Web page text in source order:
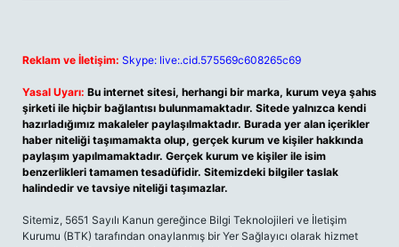
Reklam ve İletişim: Skype: live:.cid.575569c608265c69
Yasal Uyarı: Bu internet sitesi, herhangi bir marka, kurum veya şahıs
şirketi ile hiçbir bağlantısı bulunmamaktadır. Sitede yalnızca kendi
hazırladığımız makaleler paylaşılmaktadır. Burada yer alan içerikler
haber niteliği taşımamakta olup, gerçek kurum ve kişiler hakkında
paylaşım yapılmamaktadır. Gerçek kurum ve kişiler ile isim
benzerlikleri tamamen tesadüfidir. Sitemizdeki bilgiler taslak
halindedir ve tavsiye niteliği taşımazlar.
Sitemiz, 5651 Sayılı Kanun gereğince Bilgi Teknolojileri ve İletişim
Kurumu (BTK) tarafından onaylanmış bir Yer Sağlayıcı olarak hizmet